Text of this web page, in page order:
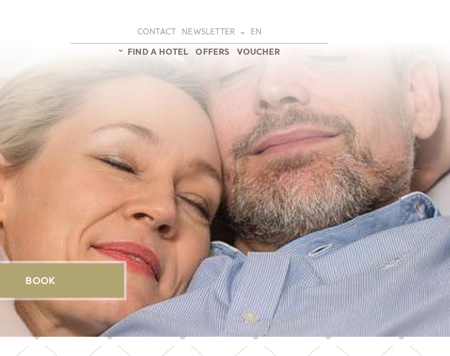
CONTACT NEWSLETTER EN
(DE)
FIND A HOTEL
Hotel overview
Sunstar Hotel Arosa
Sunstar Hotel Brissago
Sunstar Hotel Grindelwald
Sunstar Hotel Klosters
Sunstar Hotel Lenzerheide
Sunstar Hotel Piemont
Sunstar Hotel Pontresina
Main site
OFFERS VOUCHER
BOOK